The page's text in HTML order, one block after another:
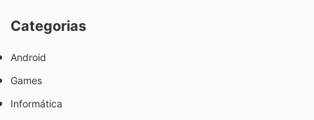
Categorias
Android
Games
Informática